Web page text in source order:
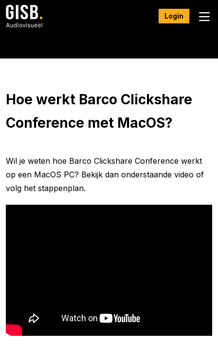
Login
Hoe werkt Barco Clickshare
Conference met MacOS?
Wil je weten hoe Barco Clickshare Conference werkt
op een MacOS PC? Bekijk dan onderstaande video of
volg het stappenplan.